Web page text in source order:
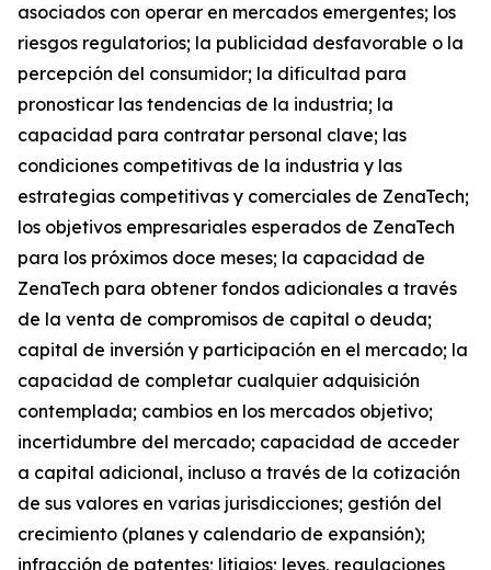
asociados con operar en mercados emergentes; los
riesgos regulatorios; la publicidad desfavorable o la
percepción del consumidor; la dificultad para
pronosticar las tendencias de la industria; la
capacidad para contratar personal clave; las
condiciones competitivas de la industria y las
estrategias competitivas y comerciales de ZenaTech;
los objetivos empresariales esperados de ZenaTech
para los próximos doce meses; la capacidad de
ZenaTech para obtener fondos adicionales a través
de la venta de compromisos de capital o deuda;
capital de inversión y participación en el mercado; la
capacidad de completar cualquier adquisición
contemplada; cambios en los mercados objetivo;
incertidumbre del mercado; capacidad de acceder
a capital adicional, incluso a través de la cotización
de sus valores en varias jurisdicciones; gestión del
crecimiento (planes y calendario de expansión);
infracción de patentes; litigios; leyes, regulaciones